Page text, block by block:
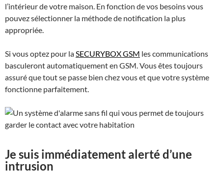
l’intérieur de votre maison. En fonction de vos besoins vous
pouvez sélectionner la méthode de notification la plus
appropriée.
Si vous optez pour laSECURYBOX GSM les communications
basculeront automatiquement en GSM. Vous êtes toujours
assuré que tout se passe bien chez vous et que votre système
fonctionne parfaitement.
Je suis immédiatement alerté d’une
intrusion